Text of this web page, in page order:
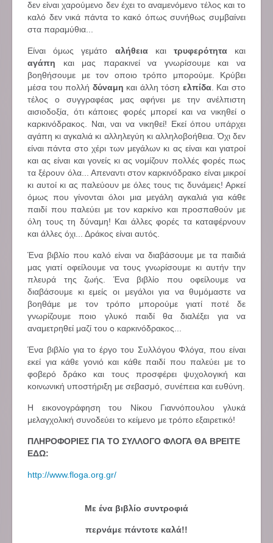
δεν είναι χαρούμενο δεν έχει το αναμενόμενο τέλος και το
καλό δεν νικά πάντα το κακό όπως συνήθως συμβαίνει
στα παραμύθια...
Είναι όμως γεμάτο αλήθεια καιτρυφερότητακαι
αγάπη και μας παρακινεί να γνωρίσουμε και να
βοηθήσουμε με τον οποιο τρόπο μπορούμε. Κρύβει
μέσα του πολλή δύναμη και άλλη τόση ελπίδα. Και στο
τέλος ο συγγραφέας μας αφήνει με την ανέλπιστη
αισιοδοξία, ότι κάποιες φορές μπορεί και να νικηθεί ο
καρκινόδρακος. Ναι, ναι να νικηθεί! Εκεί όπου υπάρχει
αγάπη κι αγκαλιά κι αλληλεγύη κι αλληλοβοήθεια. Όχι δεν
είναι πάντα στο χέρι των μεγάλων κι ας είναι και γιατροί
και ας είναι και γονείς κι ας νομίζουν πολλές φορές πως
τα ξέρουν όλα... Απεναντι στον καρκινόδρακο είναι μικροί
κι αυτοί κι ας παλεύουν με όλες τους τις δυνάμεις! Αρκεί
όμως που γίνονται όλοι μια μεγάλη αγκαλιά για κάθε
παιδί που παλεύει με τον καρκίνο και προσπαθούν με
όλη τους τη δύναμη! Και άλλες φορές τα καταφέρνουν
και άλλες όχι... Δράκος είναι αυτός.
Ένα βιβλίο που καλό είναι να διαβάσουμε με τα παιδιά
μας γιατί οφείλουμε να τους γνωρίσουμε κι αυτήν την
πλευρά της ζωής. Ένα βιβλίο που οφείλουμε να
διαβάσουμε κι εμείς οι μεγάλοι για να θυμόμαστε να
βοηθάμε με τον τρόπο μπορούμε γιατί ποτέ δε
γνωρίζουμε ποιο γλυκό παιδί θα διαλέξει για να
αναμετρηθεί μαζί του ο καρκινόδρακος...
Ένα βιβλίο για το έργο του Συλλόγου Φλόγα, που είναι
εκεί για κάθε γονιό και κάθε παιδί που παλεύει με το
φοβερό δράκο και τους προσφέρει ψυχολογική και
κοινωνική υποστήριξη με σεβασμό, συνέπεια και ευθύνη.
Η εικονογράφηση του Νίκου Γιαννόπουλου γλυκά
μελαγχολική συνοδεύει το κείμενο με τρόπο εξαιρετικό!
ΠΛΗΡΟΦΟΡΙΕΣ ΓΙΑ ΤΟ ΣΥΛΛΟΓΟ ΦΛΟΓΑ ΘΑ ΒΡΕΙΤΕ
ΕΔΩ:
http://www.floga.org.gr/
Με ένα βιβλίο συντροφιά
περνάμε πάντοτε καλά!!